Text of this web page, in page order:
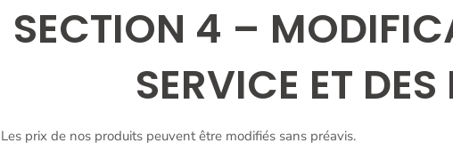
SECTION 4 –
SERVICE ET DES
Les prix de nos produits peuvent être modifiés sans préavis.